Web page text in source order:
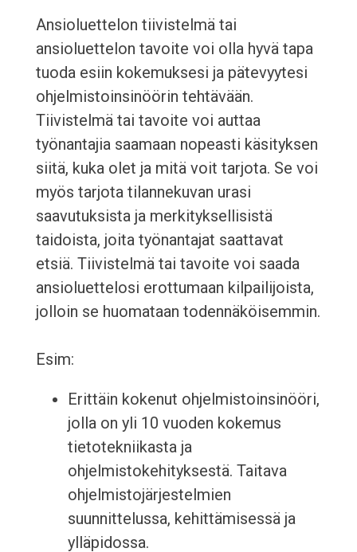
Ansioluettelon tiivistelmä tai
ansioluettelon tavoite voi olla hyvä tapa
tuoda esiin kokemuksesi ja pätevyytesi
ohjelmistoinsinöörin tehtävään.
Tiivistelmä tai tavoite voi auttaa
työnantajia saamaan nopeasti käsityksen
siitä, kuka olet ja mitä voit tarjota. Se voi
myös tarjota tilannekuvan urasi
saavutuksista ja merkityksellisistä
taidoista, joita työnantajat saattavat
etsiä. Tiivistelmä tai tavoite voi saada
ansioluettelosi erottumaan kilpailijoista,
jolloin se huomataan todennäköisemmin.
Esim:
Erittäin kokenut ohjelmistoinsinööri,
jolla on yli 10 vuoden kokemus
tietotekniikasta ja
ohjelmistokehityksestä. Taitava
ohjelmistojärjestelmien
suunnittelussa, kehittämisessä ja
ylläpidossa.